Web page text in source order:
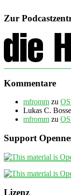
Zur
Kommentare
mfromm zu
Lukas C.
mfromm zu
Support
Lizenz